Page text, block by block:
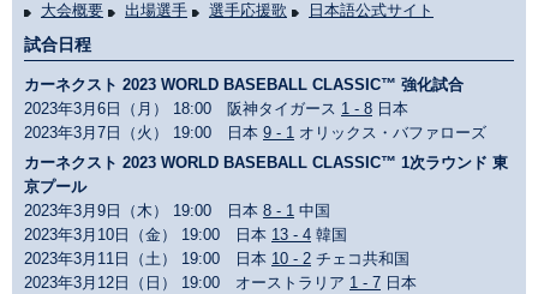
大会概要 出場選手 選手応援歌 日本語公式サイト
試合日程
カーネクスト 2023 WORLD BASEBALL CLASSIC™ 強化試合
2023年3月6日（月） 18:00 阪神タイガース 1 - 8 日本
2023年3月7日（火） 19:00 日本 9 - 1 オリックス・バファローズ
カーネクスト 2023 WORLD BASEBALL CLASSIC™ 1次ラウンド 東
京プール
2023年3月9日（木） 19:00 日本 8 - 1 中国
2023年3月10日（金） 19:00 日本 13 - 4 韓国
2023年3月11日（土） 19:00 日本 10 - 2 チェコ共和国
2023年3月12日（日） 19:00 オーストラリア 1 - 7 日本